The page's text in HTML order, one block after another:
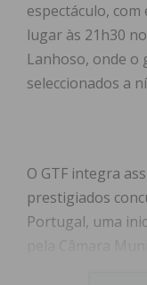
espectáculo, com
lugar às 21h30
Lanhoso, onde o
seleccionados a
O GTF integra
prestigiados
Portugal, uma